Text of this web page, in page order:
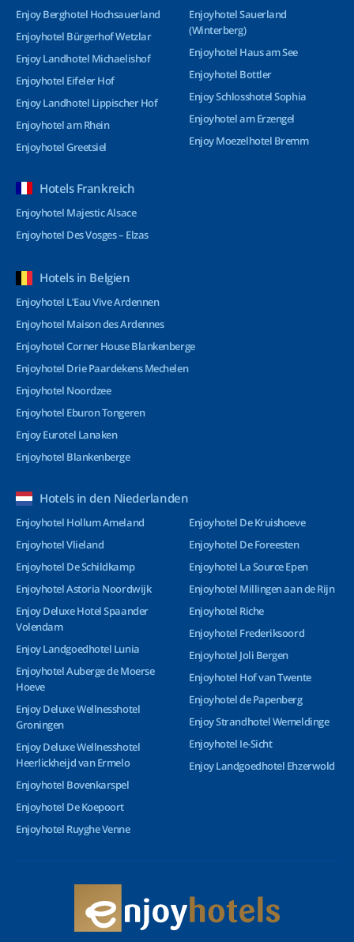
Enjoy Berghotel Hochsauerland
Enjoyhotel Bürgerhof Wetzlar
Enjoy Landhotel Michaelishof
Enjoyhotel Eifeler Hof
Enjoy Landhotel Lippischer Hof
Enjoyhotel am Rhein
Enjoyhotel Greetsiel
Enjoyhotel Sauerland
(Winterberg)
Enjoyhotel Haus am See
Enjoyhotel Bottler
Enjoy Schlosshotel Sophia
Enjoyhotel am Erzengel
Enjoy Moezelhotel Bremm
Hotels Frankreich
Enjoyhotel Majestic Alsace
Enjoyhotel Des Vosges – Elzas
Hotels in Belgien
Enjoyhotel L’Eau Vive Ardennen
Enjoyhotel Maison des Ardennes
Enjoyhotel Corner House Blankenberge
Enjoyhotel Drie Paardekens Mechelen
Enjoyhotel Noordzee
Enjoyhotel Eburon Tongeren
Enjoy Eurotel Lanaken
Enjoyhotel Blankenberge
Hotels in den Niederlanden
Enjoyhotel Hollum Ameland
Enjoyhotel Vlieland
Enjoyhotel De Schildkamp
Enjoyhotel Astoria Noordwijk
Enjoy Deluxe Hotel Spaander
Volendam
Enjoy Landgoedhotel Lunia
Enjoyhotel Auberge de Moerse
Hoeve
Enjoy Deluxe Wellnesshotel
Groningen
Enjoy Deluxe Wellnesshotel
Heerlickheijd van Ermelo
Enjoyhotel Bovenkarspel
Enjoyhotel De Koepoort
Enjoyhotel Ruyghe Venne
Enjoyhotel De Kruishoeve
Enjoyhotel De Foreesten
Enjoyhotel La Source Epen
Enjoyhotel Millingen aan de Rijn
Enjoyhotel Riche
Enjoyhotel Frederiksoord
Enjoyhotel Joli Bergen
Enjoyhotel Hof van Twente
Enjoyhotel de Papenberg
Enjoy Strandhotel Wemeldinge
Enjoyhotel Ie-Sicht
Enjoy Landgoedhotel Ehzerwold